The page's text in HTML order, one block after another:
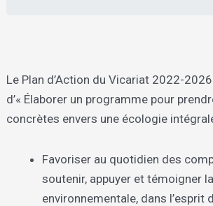
Le Plan d’Action du Vicariat 2022-
d’« Élaborer un programme pour
concrètes envers une écologie
Favoriser au quotidien des
soutenir, appuyer et témoigner
environnementale, dans l’esprit